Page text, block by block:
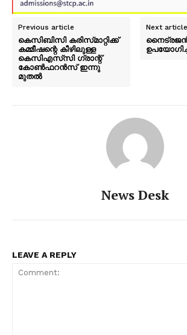
Previous article
കെസിബിസി കരിസ്‌മാറ്റിക്ക്
കമ്മീഷന്റെ കീഴിലുള്ള
കെസിഎസ്‌സി ഗ്രാന്റ്
കോൺഫറൻസ് ഇന്നു
മുതൽ
Next article
News Desk
LEAVE A REPLY